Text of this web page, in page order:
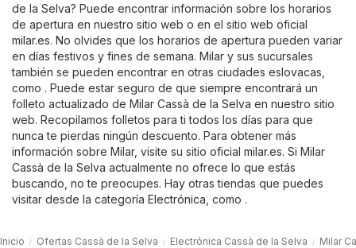
de la Selva? Puede encontrar información sobre los horarios
de apertura en nuestro sitio web o en el sitio web oficial
milar.es. No olvides que los horarios de apertura pueden variar
en días festivos y fines de semana. Milar y sus sucursales
también se pueden encontrar en otras ciudades eslovacas,
como . Puede estar seguro de que siempre encontrará un
folleto actualizado de Milar Cassà de la Selva en nuestro sitio
web. Recopilamos folletos para ti todos los días para que
nunca te pierdas ningún descuento. Para obtener más
información sobre Milar, visite su sitio oficial milar.es. Si Milar
Cassà de la Selva actualmente no ofrece lo que estás
buscando, no te preocupes. Hay otras tiendas que puedes
visitar desde la categoría Electrónica , como .
Inicio Ofertas Cassà de la Selva Electrónica Cassà de la Selva Milar